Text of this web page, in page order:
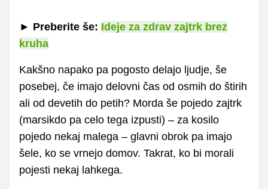
► Preberite še: Ideje za zdrav zajtrk brez
kruha
Kakšno napako pa pogosto delajo ljudje, še
posebej, če imajo delovni čas od osmih do štirih
ali od devetih do petih? Morda še pojedo zajtrk
(marsikdo pa celo tega izpusti) – za kosilo
pojedo nekaj malega – glavni obrok pa imajo
šele, ko se vrnejo domov. Takrat, ko bi morali
pojesti nekaj lahkega.